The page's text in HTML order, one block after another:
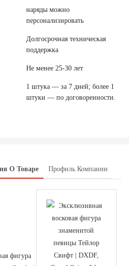
наряды можно
персонализировать
Долгосрочная техническая
поддержка
Не менее 25-30 лет
1 штука — за 7 дней; более 1
штуки — по договоренности.
О Товаре Профиль Компании